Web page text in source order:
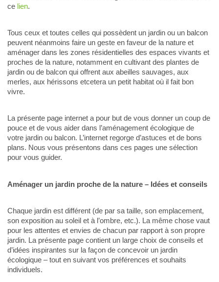
ce lien.
Tous ceux et toutes celles qui possèdent un jardin ou un balcon
peuvent néanmoins faire un geste en faveur de la nature et
aménager dans les zones résidentielles des espaces vivants et
proches de la nature, notamment en cultivant des plantes de
jardin ou de balcon qui offrent aux abeilles sauvages, aux
merles, aux hérissons etcetera un petit habitat où il fait bon
vivre.
La présente page internet a pour but de vous donner un coup de
pouce et de vous aider dans l’aménagement écologique de
votre jardin ou balcon. L’internet regorge d’astuces et de bons
plans. Nous vous présentons dans ces pages une sélection
pour vous guider.
Aménager un jardin proche de la nature – Idées et conseils
Chaque jardin est différent (de par sa taille, son emplacement,
son exposition au soleil et à l’ombre, etc.). La même chose vaut
pour les attentes et envies de chacun par rapport à son propre
jardin. La présente page contient un large choix de conseils et
d’idées inspirantes sur la façon de concevoir un jardin
écologique – tout en suivant vos préférences et souhaits
individuels.